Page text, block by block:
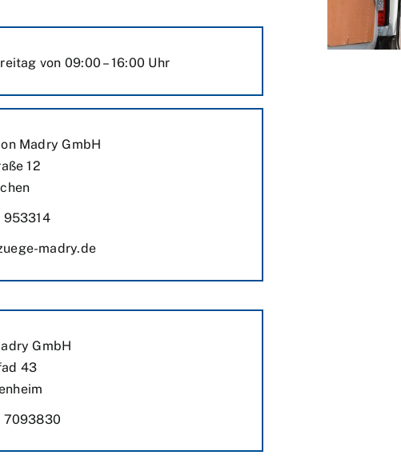
von 09:00 – 16:00 Uhr
Madry GmbH
12
953314
madry.de
GmbH
43
7093830